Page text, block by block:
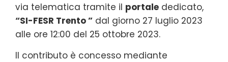
via telematica tramite il portale dedicato,
“SI-FESR Trento ” dal giorno 27 luglio 2023
alle ore 12:00 del 25 ottobre 2023.
Il contributo è concesso mediante